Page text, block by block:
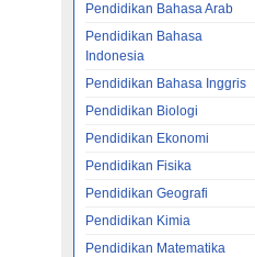
Pendidikan Bahasa Arab
Pendidikan Bahasa
Indonesia
Pendidikan Bahasa Inggris
Pendidikan Biologi
Pendidikan Ekonomi
Pendidikan Fisika
Pendidikan Geografi
Pendidikan Kimia
Pendidikan Matematika